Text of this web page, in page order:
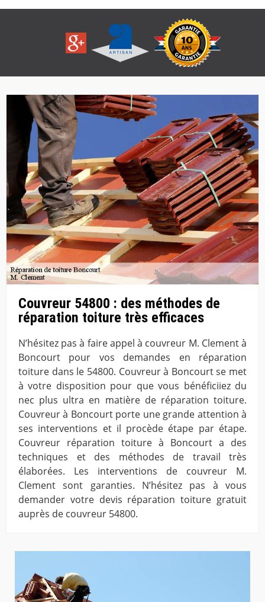
Couvreur 54800 : des méthodes de
réparation toiture très efficaces
N’hésitez pas à faire appel à couvreur M. Clement à
Boncourt pour vos demandes en réparation
toiture dans le 54800. Couvreur à Boncourt se met
à votre disposition pour que vous bénéficiiez du
nec plus ultra en matière de réparation toiture.
Couvreur à Boncourt porte une grande attention à
ses interventions et il procède étape par étape.
Couvreur réparation toiture à Boncourt a des
techniques et des méthodes de travail très
élaborées. Les interventions de couvreur M.
Clement sont garanties. N’hésitez pas à vous
demander votre devis réparation toiture gratuit
auprès de couvreur 54800.